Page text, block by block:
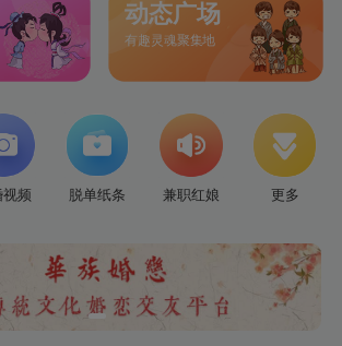
动态广场
有趣灵魂聚集地
视频 脱单纸条 兼职红娘 更多
日记 资讯 话题